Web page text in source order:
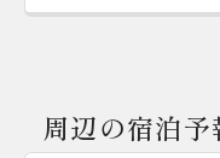
周辺の宿泊予